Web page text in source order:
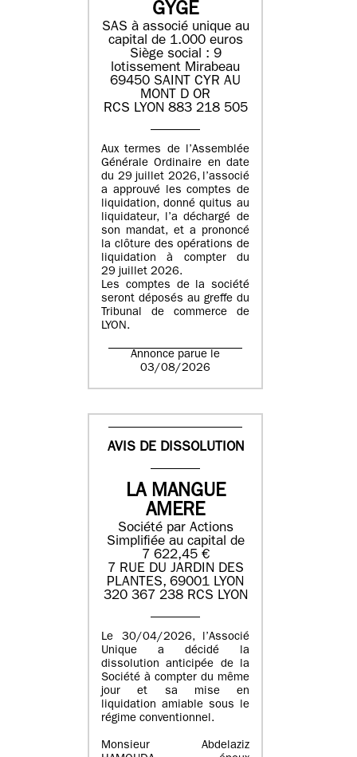
GYGE
SAS à associé unique au
capital de 1.000 euros
Siège social : 9
lotissement Mirabeau
69450 SAINT CYR AU
MONT D OR
RCS LYON 883 218 505
Aux termes de l’Assemblée
Générale Ordinaire en date
du 29 juillet 2026, l’associé
a approuvé les comptes de
liquidation, donné quitus au
liquidateur, l’a déchargé de
son mandat, et a prononcé
la clôture des opérations de
liquidation à compter du
29 juillet 2026.
Les comptes de la société
seront déposés au greffe du
Tribunal de commerce de
LYON.
Annonce parue le
03/08/2026
AVIS DE DISSOLUTION
LA MANGUE
AMERE
Société par Actions
Simplifiée au capital de
7 622,45 €
7 RUE DU JARDIN DES
PLANTES, 69001 LYON
320 367 238 RCS LYON
Le 30/04/2026, l’Associé
Unique a décidé la
dissolution anticipée de la
Société à compter du même
jour et sa mise en
liquidation amiable sous le
régime conventionnel.
Monsieur Abdelaziz